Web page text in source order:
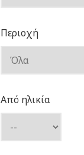
Περιοχή
Από ηλικία